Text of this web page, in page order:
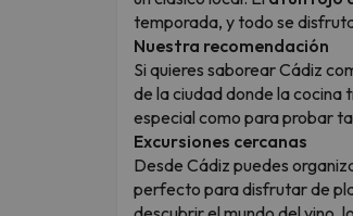
temporada, y todo se
Nuestra recomendación
Si quieres saborear Cádiz
de la ciudad donde la cocina
especial como para probar
Excursiones cercanas
Desde Cádiz puedes
perfecto para disfrutar de